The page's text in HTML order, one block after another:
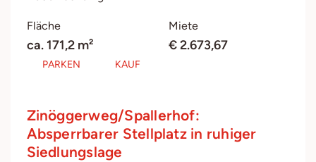
Fläche
ca. 171,2 m²
Miete
€ 2.673,67
PARKEN KAUF
Zinöggerweg/Spallerhof:
Absperrbarer Stellplatz in ruhiger
Siedlungslage